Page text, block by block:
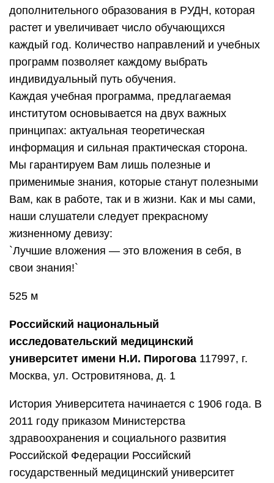
дополнительного образования в РУДН, которая
растет и увеличивает число обучающихся
каждый год. Количество направлений и учебных
программ позволяет каждому выбрать
индивидуальный путь обучения.
Каждая учебная программа, предлагаемая
институтом основывается на двух важных
принципах: актуальная теоретическая
информация и сильная практическая сторона.
Мы гарантируем Вам лишь полезные и
применимые знания, которые станут полезными
Вам, как в работе, так и в жизни. Как и мы сами,
наши слушатели следует прекрасному
жизненному девизу:
`Лучшие вложения — это вложения в себя, в
свои знания!`
525 м
Российский национальный
исследовательский медицинский
университет имени Н.И. Пирогова 117997, г.
Москва, ул. Островитянова, д. 1
История Университета начинается с 1906 года. В
2011 году приказом Министерства
здравоохранения и социального развития
Российской Федерации Российский
государственный медицинский университет